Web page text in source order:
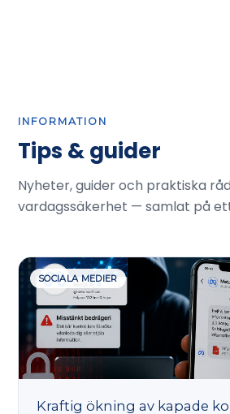
INFORMATION
Tips & guider
Nyheter, guider och praktiska
vardagssäkerhet — samlat på
SOCIALA MEDIER
Kraftig ökning av kapade